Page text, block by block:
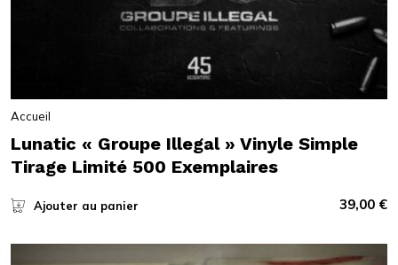
Accueil
Lunatic « Groupe Illegal » Vinyle Simple
Tirage Limité 500 Exemplaires
Ajouter au panier 39,00 €